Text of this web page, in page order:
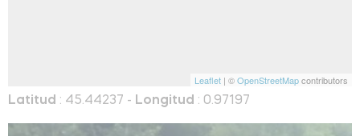
Leaflet | ©OpenStreetMapcontributors
Latitud : 45.44237 - Longitud : 0.97197